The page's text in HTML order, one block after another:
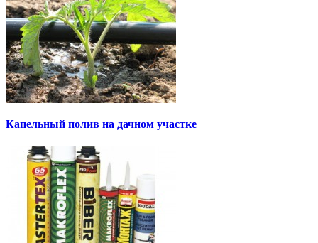
Капельный полив на дачном участке